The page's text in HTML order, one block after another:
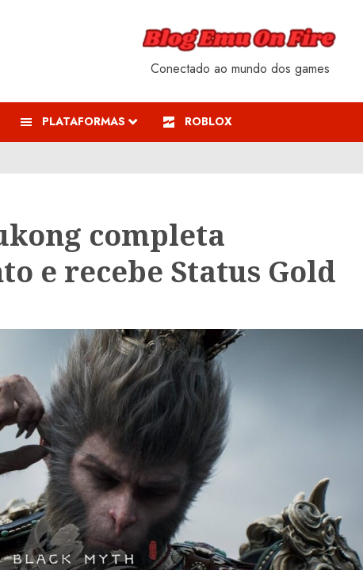
Conectado ao mundo dos games
PLATAFORMAS ROBLOX
completa
e recebe Status Gold